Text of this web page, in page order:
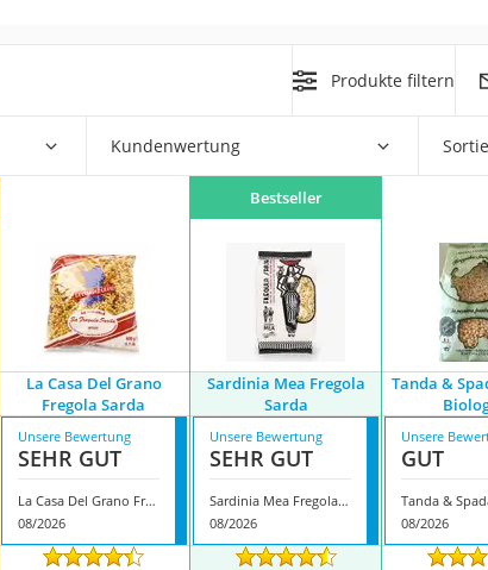
Produkte filtern
Kundenwertung
Bestseller
La Casa Del Grano
Fregola Sarda
Sardinia Mea Fregola
Sarda
Tanda &
Unsere Bewertung
SEHR GUT
La Casa Del Grano Fregola Sarda
08/2026
Unsere Bewertung
SEHR GUT
Sardinia Mea Fregola Sarda
08/2026
Unsere
GUT
08/2026